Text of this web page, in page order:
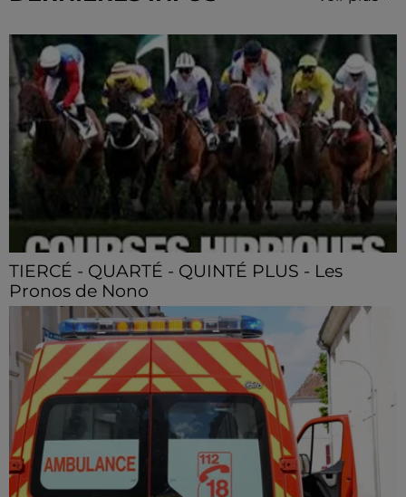
TIERCÉ - QUARTÉ - QUINTÉ PLUS - Les
Pronos de Nono
TIERCÉ - QUARTÉ - QUINTÉ PLUS - Les Pronos de
Nono